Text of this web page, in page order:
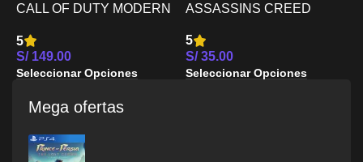
CALL OF DUTY MODERN
5
S/149.00
Seleccionar Opciones
ASSASSINS CREED
ONE
5
S/35.00
Seleccionar Opciones
Mega ofertas